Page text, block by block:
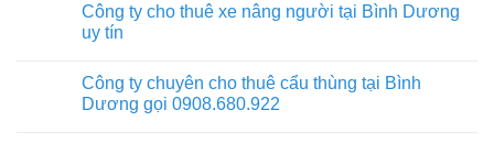
Công ty cho thuê xe nâng người tại Bình Dương
uy tín
Công ty chuyên cho thuê cẩu thùng tại Bình
Dương gọi 0908.680.922